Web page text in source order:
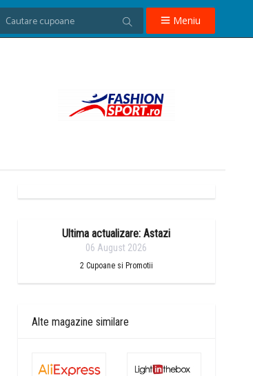
Meniu
Ultima actualizare: Astazi
06 August 2026
2Cupoane si Promotii
Alte magazine similare